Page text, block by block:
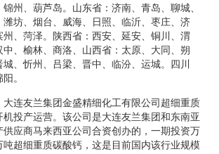
州、葫芦岛。山东省：济南、青岛、聊城、
坊、烟台、威海、日照、临沂、枣庄、济
、菏泽。陕西省：西安、延安、铜川、渭
、榆林、商洛、山西省：太原、大同、朔
、忻州、吕梁、晋中、临汾、运城。四川
。
大连友兰集团金盛精细化工有限公司超细重质
投产运营。该公司是大连友兰集团和东南亚
应商马来西亚公司合资创办的，一期投资万
吨超细重质碳酸钙，这是目前国内该行业规模